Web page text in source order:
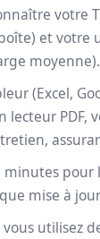
votre
et votre
moyenne).
(Excel,
lecteur PDF,
minutes pour
mise à
vous utilisez